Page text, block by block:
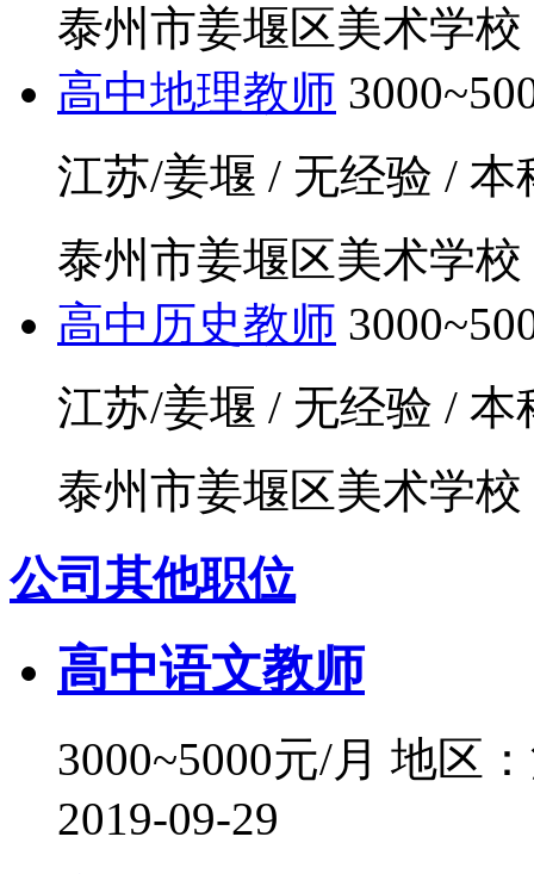
泰州市姜堰区美术学校
高中地理教师
江苏/姜堰 / 无经验 / 本
泰州市姜堰区美术学校
高中历史教师
江苏/姜堰 / 无经验 / 本
泰州市姜堰区美术学校
公司其他职位
高中语文教师
3000~5000元/月 地区
2019-09-29